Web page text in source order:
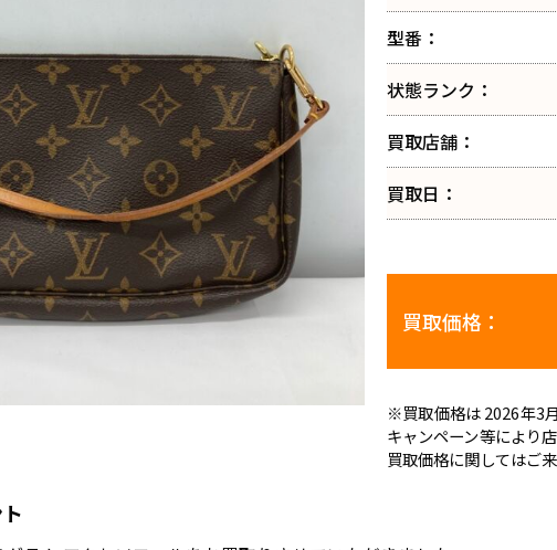
型番：
状態ランク：
買取店舗：
買取日：
買取価格：
※買取価格は 2026年3
キャンペーン等により
買取価格に関してはご